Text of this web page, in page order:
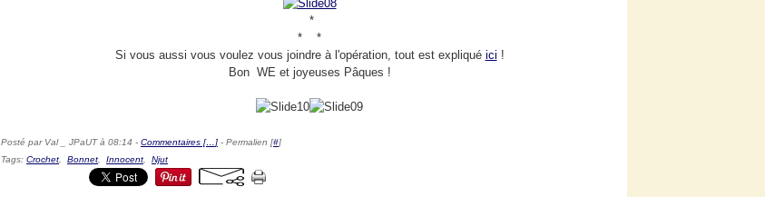
*
* *
Si vous aussi vous voulez vous joindre à l'opération, tout est expliqué ici !
Bon WE et joyeuses Pâques !
Posté par Val _ JPaUT à 08:14 - Commentaires [… ] - Permalien [#]
Tags: Crochet Bonnet Innocent Njut